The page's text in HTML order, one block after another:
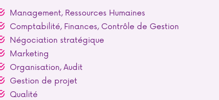
Management, Ressources Humaines
Comptabilité, Finances, Contrôle de Gestion
Négociation stratégique
Marketing
Organisation, Audit
Gestion de projet
Qualité